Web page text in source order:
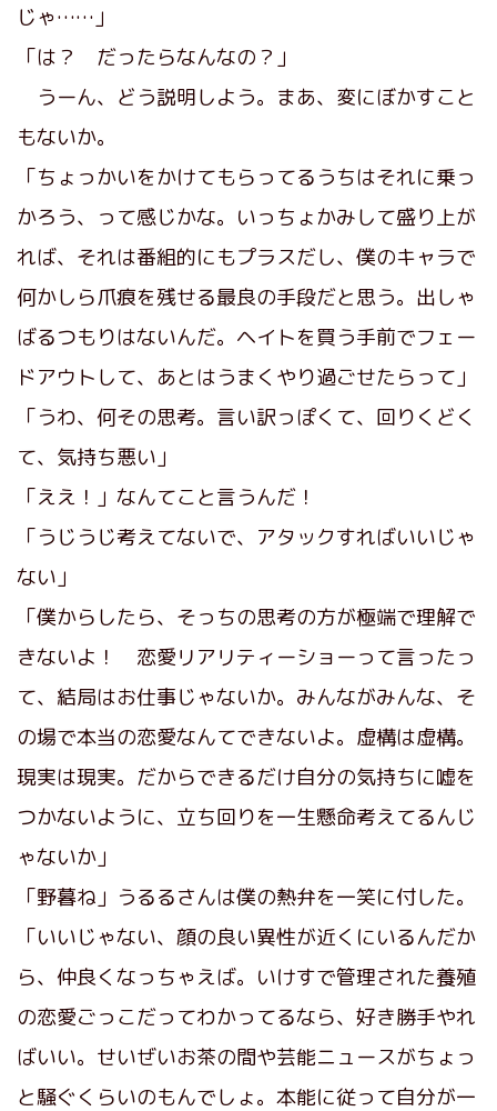
じゃ……」
「は？ だったらなんなの？」
うーん、どう説明しよう。まあ、変にぼかすこと
もないか。
「ちょっかいをかけてもらってるうちはそれに乗っ
かろう、って感じかな。いっちょかみして盛り上が
れば、それは番組的にもプラスだし、僕のキャラで
何かしら爪痕を残せる最良の手段だと思う。出しゃ
ばるつもりはないんだ。ヘイトを買う手前でフェー
ドアウトして、あとはうまくやり過ごせたらって」
「うわ、何その思考。言い訳っぽくて、回りくどく
て、気持ち悪い」
「ええ！」なんてこと言うんだ！
「うじうじ考えてないで、アタックすればいいじゃ
ない」
「僕からしたら、そっちの思考の方が極端で理解で
きないよ！ 恋愛リアリティーショーって言ったっ
て、結局はお仕事じゃないか。みんながみんな、そ
の場で本当の恋愛なんてできないよ。虚構は虚構。
現実は現実。だからできるだけ自分の気持ちに嘘を
つかないように、立ち回りを一生懸命考えてるんじ
ゃないか」
「野暮ね」うるるさんは僕の熱弁を一笑に付した。
「いいじゃない、顔の良い異性が近くにいるんだか
ら、仲良くなっちゃえば。いけすで管理された養殖
の恋愛ごっこだってわかってるなら、好き勝手やれ
ばいい。せいぜいお茶の間や芸能ニュースがちょっ
と騒ぐくらいのもんでしょ。本能に従って自分が一